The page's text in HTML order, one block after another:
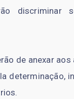
discriminar
de anexar
determinação,